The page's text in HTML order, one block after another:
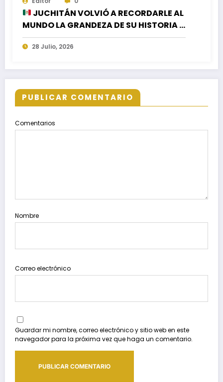
JUCHITÁN VOLVIÓ A RECORDARLE AL
MUNDO LA GRANDEZA DE SU HISTORIA Y
SU CULTURA EN EL CIERRE DE LA
GUELAGUETZA 2026
28 Julio, 2026
PUBLICAR COMENTARIO
Comentarios
Nombre
Correo electrónico
Guardar mi nombre, correo electrónico y sitio web en este
navegador para la próxima vez que haga un comentario.